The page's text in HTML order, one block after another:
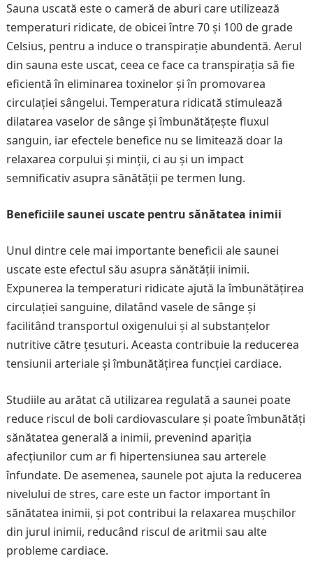
Sauna uscată este o cameră de aburi care utilizează
temperaturi ridicate, de obicei între 70 și 100 de grade
Celsius, pentru a induce o transpirație abundentă. Aerul
din sauna este uscat, ceea ce face ca transpirația să fie
eficientă în eliminarea toxinelor și în promovarea
circulației sângelui. Temperatura ridicată stimulează
dilatarea vaselor de sânge și îmbunătățește fluxul
sanguin, iar efectele benefice nu se limitează doar la
relaxarea corpului și minții, ci au și un impact
semnificativ asupra sănătății pe termen lung.
Beneficiile saunei uscate pentru sănătatea inimii
Unul dintre cele mai importante beneficii ale saunei
uscate este efectul său asupra sănătății inimii.
Expunerea la temperaturi ridicate ajută la îmbunătățirea
circulației sanguine, dilatând vasele de sânge și
facilitând transportul oxigenului și al substanțelor
nutritive către țesuturi. Aceasta contribuie la reducerea
tensiunii arteriale și îmbunătățirea funcției cardiace.
Studiile au arătat că utilizarea regulată a saunei poate
reduce riscul de boli cardiovasculare și poate îmbunătăți
sănătatea generală a inimii, prevenind apariția
afecțiunilor cum ar fi hipertensiunea sau arterele
înfundate. De asemenea, saunele pot ajuta la reducerea
nivelului de stres, care este un factor important în
sănătatea inimii, și pot contribui la relaxarea mușchilor
din jurul inimii, reducând riscul de aritmii sau alte
probleme cardiace.